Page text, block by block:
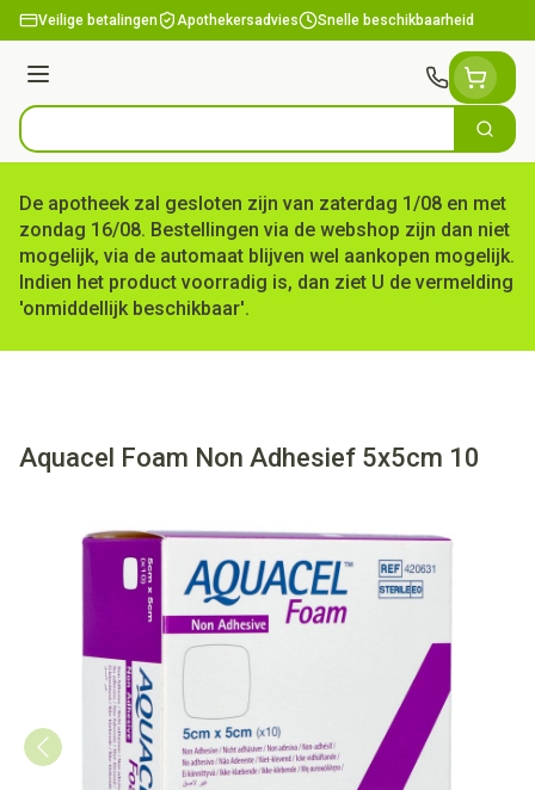
Ga naar de inhoud
Veilige betalingen Apothekersadvies Snelle beschikbaarheid
Menu
Product, merk, categorie... Zoek
De apotheek zal gesloten zijn van zaterdag 1/08 en met
zondag 16/08. Bestellingen via de webshop zijn dan niet
mogelijk, via de automaat blijven wel aankopen mogelijk.
Indien het product voorradig is, dan ziet U de vermelding
'onmiddellijk beschikbaar'.
Aquacel Foam Non Adhesief 5x5cm 10